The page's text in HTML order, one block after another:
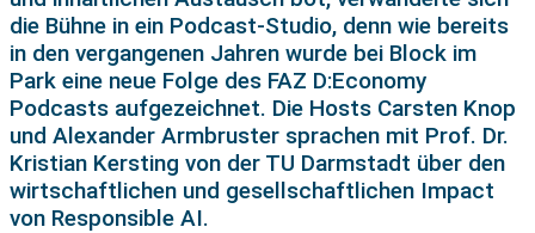
die Bühne in ein Podcast-Studio, denn wie bereits
in den vergangenen Jahren wurde bei Block im
Park eine neue Folge des FAZ D:Economy
Podcasts aufgezeichnet. Die Hosts Carsten Knop
und Alexander Armbruster sprachen mit Prof. Dr.
Kristian Kersting von der TU Darmstadt über den
wirtschaftlichen und gesellschaftlichen Impact
von Responsible AI.